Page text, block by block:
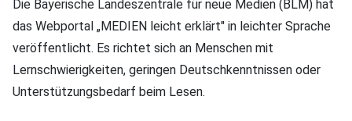
Die Bayerische Landeszentrale für neue Medien (BLM) hat
das Webportal „MEDIEN leicht erklärt" in leichter Sprache
veröffentlicht. Es richtet sich an Menschen mit
Lernschwierigkeiten, geringen Deutschkennt­nissen oder
Unterstützungsbedarf beim Lesen.